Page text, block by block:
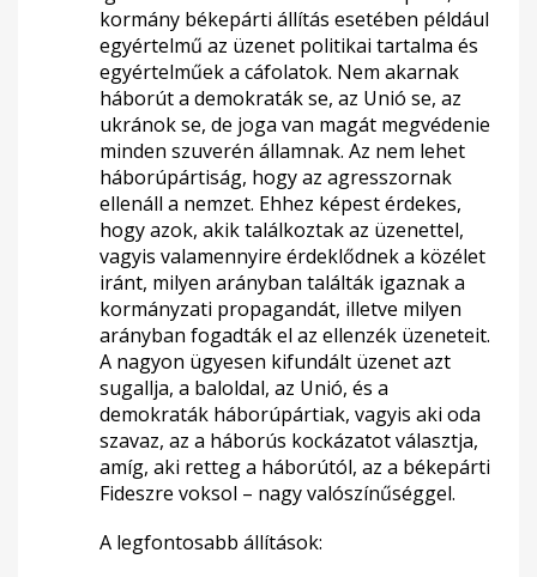
kormány békepárti állítás esetében például
egyértelmű az üzenet politikai tartalma és
egyértelműek a cáfolatok. Nem akarnak
háborút a demokraták se, az Unió se, az
ukránok se, de joga van magát megvédenie
minden szuverén államnak. Az nem lehet
háborúpártiság, hogy az agresszornak
ellenáll a nemzet. Ehhez képest érdekes,
hogy azok, akik találkoztak az üzenettel,
vagyis valamennyire érdeklődnek a közélet
iránt, milyen arányban találták igaznak a
kormányzati propagandát, illetve milyen
arányban fogadták el az ellenzék üzeneteit.
A nagyon ügyesen kifundált üzenet azt
sugallja, a baloldal, az Unió, és a
demokraták háborúpártiak, vagyis aki oda
szavaz, az a háborús kockázatot választja,
amíg, aki retteg a háborútól, az a békepárti
Fideszre voksol – nagy valószínűséggel.
A legfontosabb állítások: